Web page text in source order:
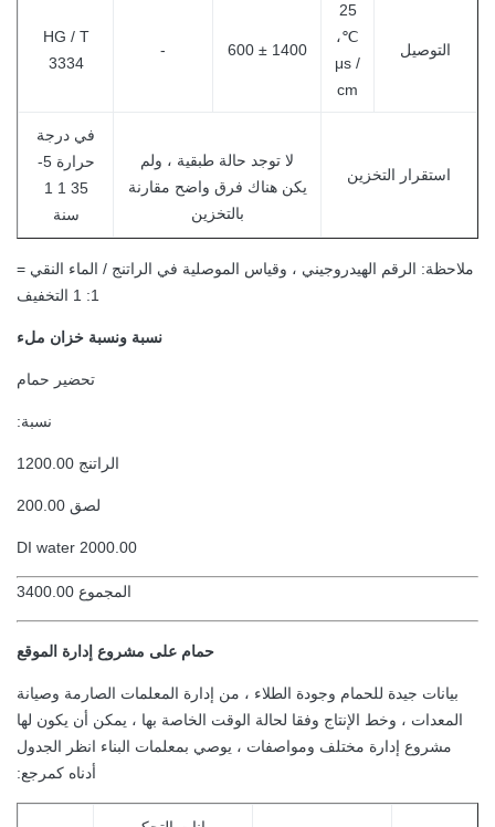
التوصيل
25
℃،
μs /
cm
1400 ± 600
-
HG / T
3334
استقرار التخزين
لا توجد حالة طبقية ، ولم
يكن هناك فرق واضح مقارنة
بالتخزين
في درجة
حرارة 5-
35 1 1
سنة
ملاحظة: الرقم الهيدروجيني ، وقياس الموصلية في الراتنج / الماء النقي =
1: 1 التخفيف
نسبة ونسبة خزان ملء
تحضير حمام
نسبة:
الراتنج 1200.00
لصق 200.00
DI water 2000.00
المجموع 3400.00
حمام على مشروع إدارة الموقع
بيانات جيدة للحمام وجودة الطلاء ، من إدارة المعلمات الصارمة وصيانة
المعدات ، وخط الإنتاج وفقا لحالة الوقت الخاصة بها ، يمكن أن يكون لها
مشروع إدارة مختلف ومواصفات ، يوصي بمعلمات البناء انظر الجدول
أدناه كمرجع: